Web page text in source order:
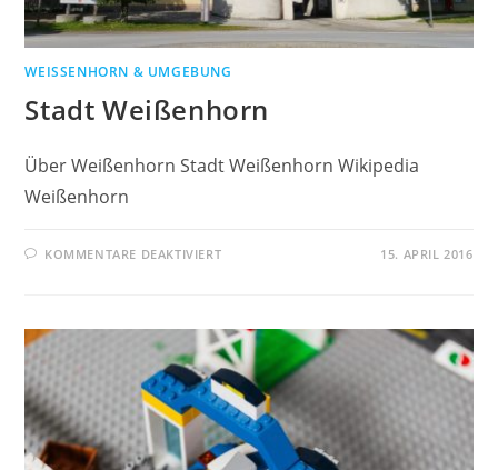
WEISSENHORN & UMGEBUNG
Stadt Weißenhorn
Über Weißenhorn Stadt Weißenhorn Wikipedia
Weißenhorn
KOMMENTARE DEAKTIVIERT 15. APRIL 2016